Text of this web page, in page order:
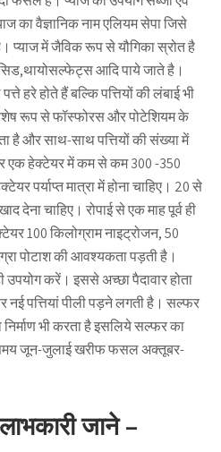
का वैज्ञानिक नाम एलियम सेपा जिसे
प्याज में जैविक रूप से यौगिका स्रोत है
आदि पाये जाते है।
हरे होते हैं बल्कि पत्तियों की लंबाई भी
रूप से फॉस्फोरस और पोटेशियम के
है और साथ-साथ पत्तियों की संख्या में
एक हेक्टेयर में कम से कम 300 -350
पर्याप्त मात्रा में होना चाहिए। 20 से
देना चाहिए। रोपाई से एक माह पूर्व ही
100 किलोग्राम नाइट्रोजन, 50
पोटाश की आवश्यकता पड़ती है।
करें। इससे अच्छा पैदावार होता
नई पत्तियां पीली पड़ने लगती है। सल्फर
भी करता है इसलिये सल्फर का
जून-जुलाई खरीफ फसल अक्तूबर-
जाने –